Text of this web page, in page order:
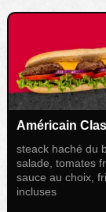
Américain
steack haché du
salade, tomates
sauce au choix,
incluses